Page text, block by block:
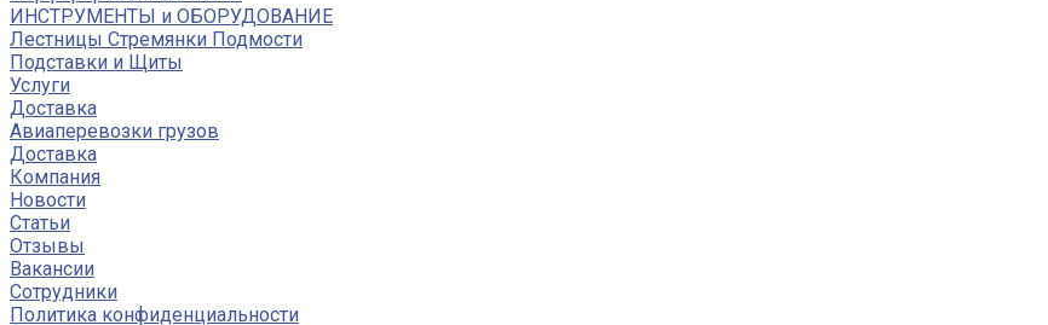
ИНСТРУМЕНТЫ и ОБОРУДОВАНИЕ
Лестницы Стремянки Подмости
Подставки и Щиты
Услуги
Доставка
Авиаперевозки грузов
Доставка
Компания
Новости
Статьи
Отзывы
Вакансии
Сотрудники
Политика конфиденциальности